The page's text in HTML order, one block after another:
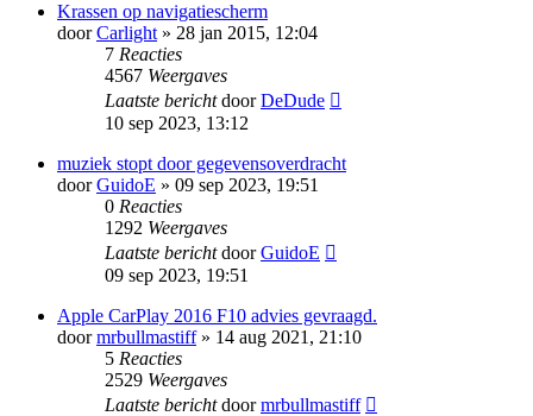
Krassen op navigatiescherm
doorCarlight » 28 jan 2015, 12:04
7 Reacties
4567 Weergaves
Laatste berichtdoorDeDude
10 sep 2023, 13:12
muziek stopt door gegevensoverdracht
doorGuidoE » 09 sep 2023, 19:51
0 Reacties
1292 Weergaves
Laatste berichtdoorGuidoE
09 sep 2023, 19:51
Apple CarPlay 2016 F10 advies gevraagd.
doormrbullmastiff» 14 aug 2021, 21:10
5 Reacties
2529 Weergaves
Laatste berichtdoormrbullmastiff